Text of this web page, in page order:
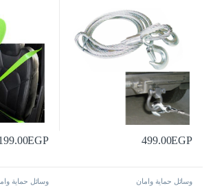
499.00EGP
EGP
وسائل حماية وامان وسائل حماية